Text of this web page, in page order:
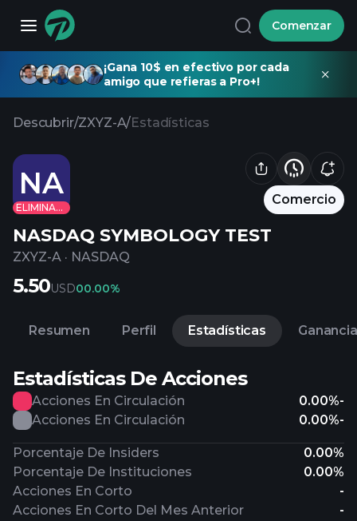
Comenzar
¡Gana 10$ en efectivo por cada
amigo que refieras a Pro+!
Descubrir/ZXYZ-A/Estadísticas
NA
ELIMINADO
Comercio
NASDAQ SYMBOLOGY TEST
ZXYZ-A · NASDAQ
5.50USD00.00%
Resumen Perfil Estadísticas
Estadísticas De Acciones
Acciones En Circulación 0.00%-
Acciones En Circulación
0.00%-
Porcentaje De Insiders
0.00%
Porcentaje De Instituciones
0.00%
Acciones En Corto
-
Acciones En Corto Del Mes Anterior
-